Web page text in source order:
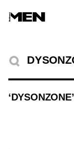
검색결
‘DYSONZONE’